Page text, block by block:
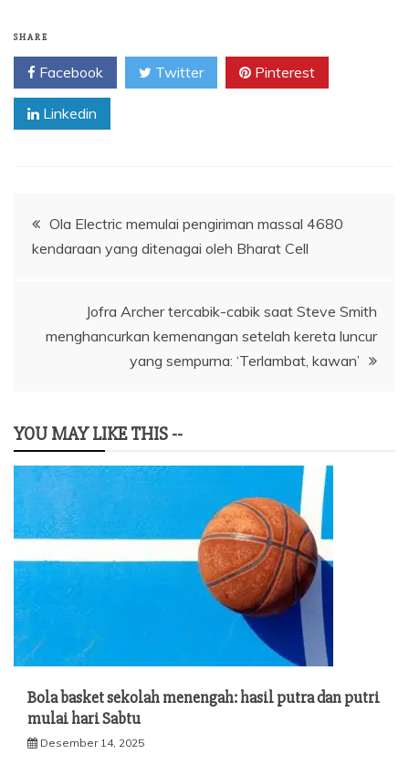
SHARE
Facebook Twitter Pinterest
Linkedin
Navigasi
pos
Ola Electric memulai pengiriman massal 4680
kendaraan yang ditenagai oleh Bharat Cell
Jofra Archer tercabik-cabik saat Steve Smith
menghancurkan kemenangan setelah kereta luncur
yang sempurna: ‘Terlambat, kawan’
YOU MAY LIKE THIS --
Bola basket sekolah menengah: hasil putra dan putri
mulai hari Sabtu
Desember 14, 2025